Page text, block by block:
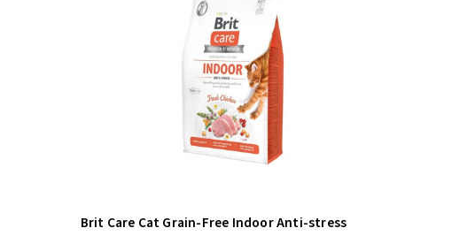
Brit Care Cat Grain-Free Indoor Anti-stress